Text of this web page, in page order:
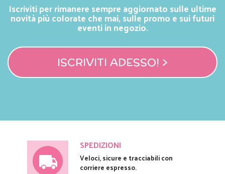
Iscriviti per rimanere sempre aggiornato sulle ultime
novità più colorate che mai, sulle promo e sui futuri
eventi in negozio.
ISCRIVITI ADESSO! >
SPEDIZIONI
Veloci, sicure e tracciabili con
corriere espresso.